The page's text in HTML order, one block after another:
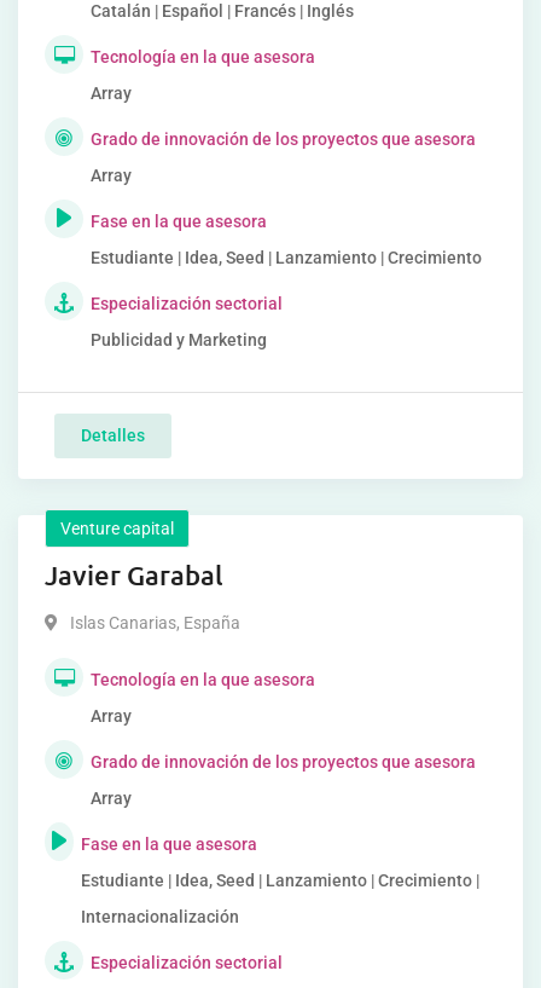
Catalán | Español | Francés | Inglés
Tecnología en la que asesora
Array
Grado de innovación de los proyectos que asesora
Array
Fase en la que asesora
Estudiante | Idea, Seed | Lanzamiento | Crecimiento
Especialización sectorial
Publicidad y Marketing
Detalles
Venture capital
Javier Garabal
Islas Canarias, España
Tecnología en la que asesora
Array
Grado de innovación de los proyectos que asesora
Array
Fase en la que asesora
Estudiante | Idea, Seed | Lanzamiento | Crecimiento |
Internacionalización
Especialización sectorial